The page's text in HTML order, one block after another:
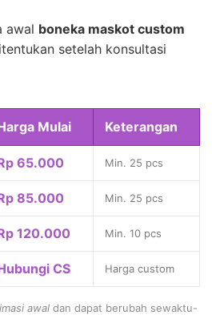
awal boneka maskot custom
setelah konsultasi
Mulai Keterangan
65.000 Min. 25 pcs
85.000 Min. 25 pcs
120.000 Min. 10 pcs
CS Harga custom
awal dan dapat berubah sewaktu-